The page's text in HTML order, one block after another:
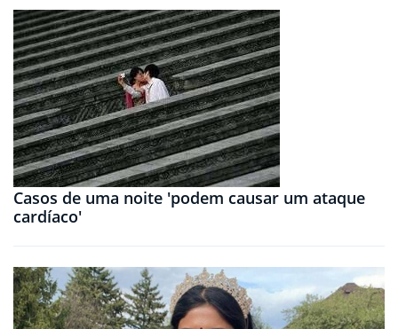
Casos de uma noite 'podem causar um ataque
cardíaco'